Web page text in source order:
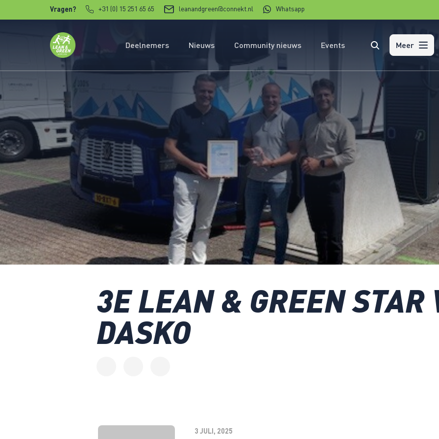
Verder naar contentVragen? +31 (0) 15 251 65 65 leanandgreen@connekt.nl Whatsapp
Deelnemers Nieuws Community nieuws EventsZoeken Meer
3E LEAN & GREEN STAR
DASKO
3 JULI, 2025